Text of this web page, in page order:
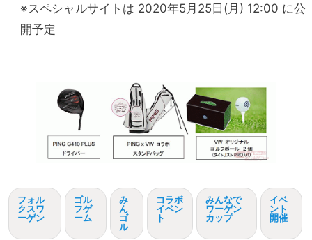
※スペシャルサイトは 2020年5月25日(月) 12:00 に公
開予定
フォル
クスワ
ーゲン
ゴル
フゲ
ーム
み
ん
ゴ
ル
コラボ
イベン
ト
みんなで
ワーゲン
カップ
イベ
ント
開催